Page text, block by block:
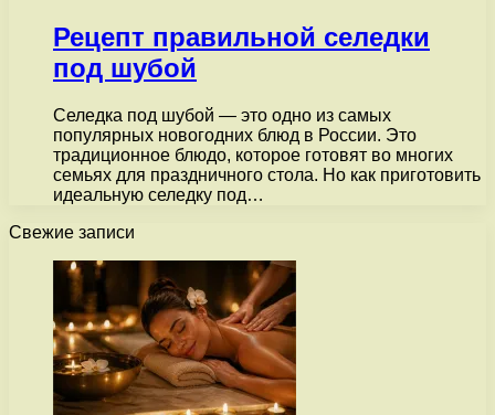
Рецепт правильной селедки
под шубой
Селедка под шубой — это одно из самых
популярных новогодних блюд в России. Это
традиционное блюдо, которое готовят во многих
семьях для праздничного стола. Но как приготовить
идеальную селедку под…
Свежие записи